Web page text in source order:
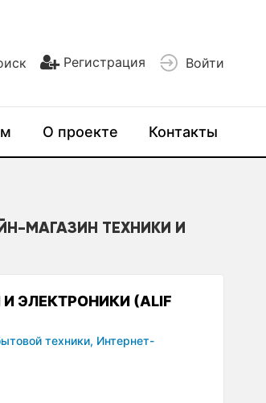
Регистрация Войти
О проекте Контакты
МАГАЗИН ТЕХНИКИ И
ЭЛЕКТРОНИКИ (ALIF
техники, Интернет-